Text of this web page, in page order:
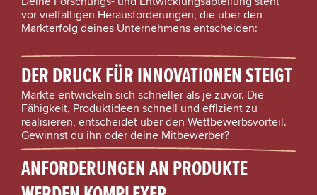
vor vielfältigen Herausforderungen, die über den
Markterfolg deines Unternehmens entscheiden:
DER DRUCK FÜR INNOVATIONEN STEIGT
Märkte entwickeln sich schneller als je zuvor. Die
Fähigkeit, Produktideen schnell und effizient zu
realisieren, entscheidet über den Wettbewerbsvorteil.
Gewinnst du ihn oder deine Mitbewerber?
ANFORDERUNGEN AN PRODUKTE